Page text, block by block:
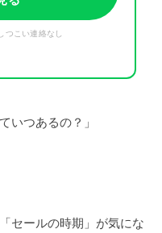
こい連絡なし
いつあるの？」
セールの時期」が気にな